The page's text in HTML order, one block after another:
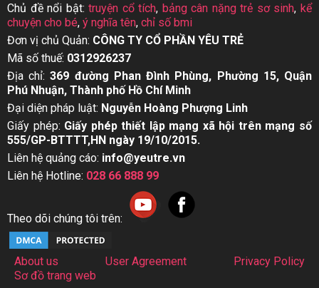
Chủ đề nổi bật:truyện cổ tích, bảng cân nặng trẻ sơ sinh,kể
chuyện cho bé, ý nghĩa tên, chỉ số bmi
Đơn vị chủ Quản: CÔNG TY CỔ PHẦN YÊU TRẺ
Mã số thuế: 0312926237
Địa chỉ:369 đường Phan Đình Phùng, Phường 15, Quận
Phú Nhuận, Thành phố Hồ Chí Minh
Đại diện pháp luật: Nguyễn Hoàng Phượng Linh
Giấy phép: Giấy phép thiết lập mạng xã hội trên mạng số
555/GP-BTTTT,HN ngày 19/10/2015.
Liên hệ quảng cáo: info@yeutre.vn
Liên hệ Hotline: 028 66 888 99
Theo dõi chúng tôi trên:
About us User Agreement
Privacy Policy
Sơ đồ trang web